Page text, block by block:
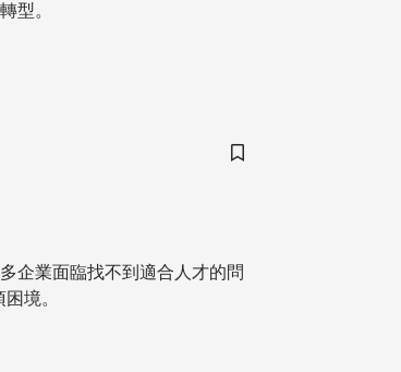
型。
儲存書籤
企業面臨找不到適合人才的問
境。